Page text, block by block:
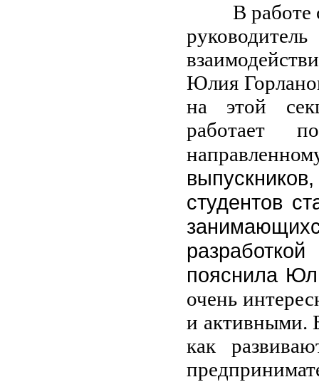
В работе
Юлия
на этой
работает
студентов
пояснила
очень
и активными.
как